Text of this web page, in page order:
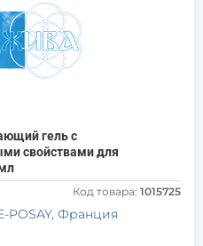
гель с
свойствами для
Код товара: 1015725
POSAY, Франция